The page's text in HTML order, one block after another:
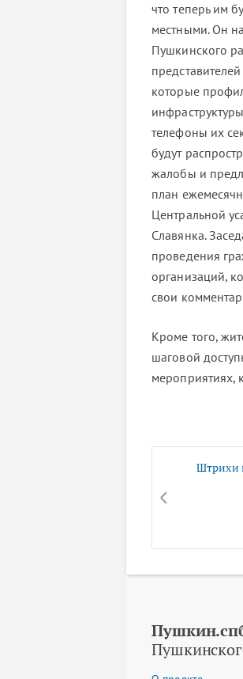
что теперь им
местными. Он
Пушкинского
которые
телефоны их
будут
жалобы и
план
Центральной
Славянка.
проведения
организаций,
свои
Кроме того,
шаговой
мероприятиях,
Штрихи